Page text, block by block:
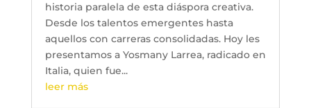
historia paralela de esta diáspora creativa.
Desde los talentos emergentes hasta
aquellos con carreras consolidadas. Hoy les
presentamos a Yosmany Larrea, radicado en
Italia, quien fue...
leer más